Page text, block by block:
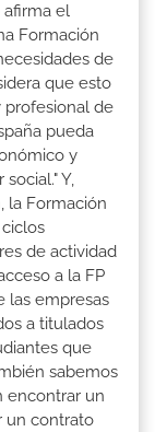
afirma el
Formación
de
que esto
profesional de
pueda
y
Y,
la Formación
de actividad
a la FP
las empresas
a titulados
que
sabemos
encontrar un
un contrato